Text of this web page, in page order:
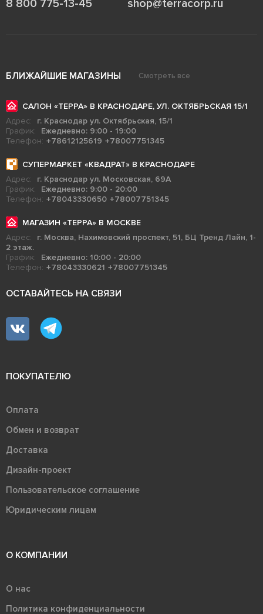
8 800 775-13-45 shop@terracorp.ru
БЛИЖАЙШИЕ МАГАЗИНЫ Смотреть все
САЛОН «ТЕРРА» В КРАСНОДАРЕ, УЛ. ОКТЯБРЬСКАЯ 15/1
Адрес:
г. Краснодар ул. Октябрьская, 15/1
График:
Ежедневно: 9:00 - 19:00
Телефон: +78612125619 +78007751345
СУПЕРМАРКЕТ «КВАДРАТ» В КРАСНОДАРЕ
Адрес:
г. Краснодар ул. Московская, 69А
График:
Ежедневно: 9:00 - 20:00
Телефон: +78043330650 +78007751345
МАГАЗИН «ТЕРРА» В МОСКВЕ
Адрес:
г. Москва, Нахимовский проспект, 51, БЦ Тренд Лайн, 1-
2 этаж.
График:
Ежедневно: 10:00 - 20:00
Телефон: +78043330621 +78007751345
ОСТАВАЙТЕСЬ НА СВЯЗИ
ПОКУПАТЕЛЮ
Оплата
Обмен и возврат
Доставка
Дизайн-проект
Пользовательское соглашение
Юридическим лицам
О КОМПАНИИ
О нас
Политика конфиденциальности